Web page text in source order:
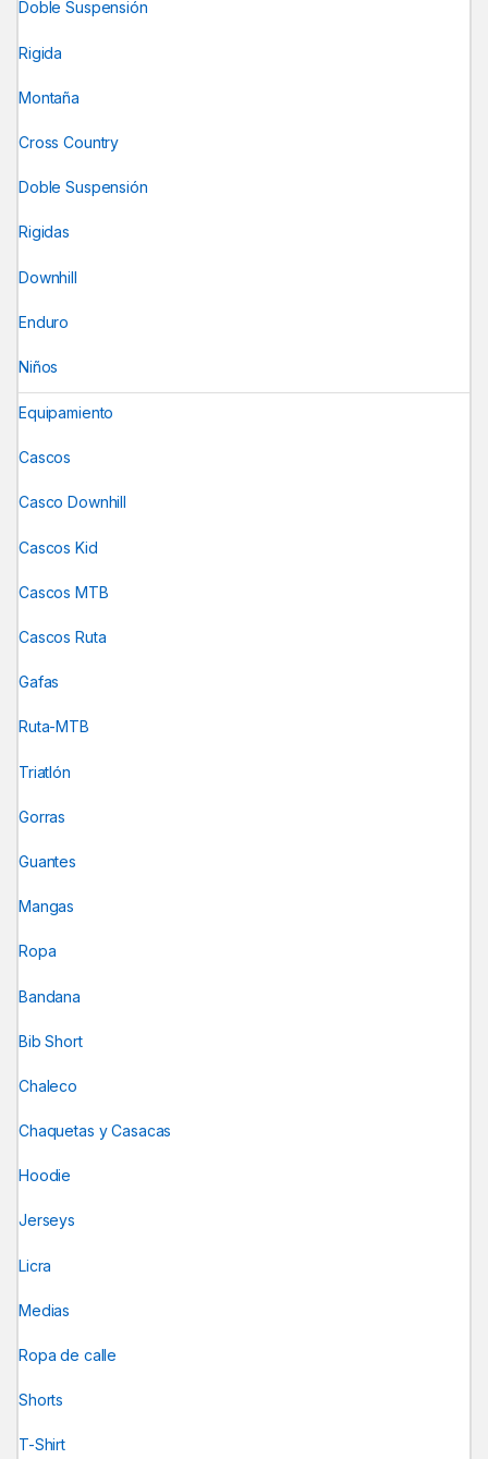
Doble Suspensión
Rigida
Montaña
Cross Country
Doble Suspensión
Rigidas
Downhill
Enduro
Niños
Equipamiento
Cascos
Casco Downhill
Cascos Kid
Cascos MTB
Cascos Ruta
Gafas
Ruta-MTB
Triatlón
Gorras
Guantes
Mangas
Ropa
Bandana
Bib Short
Chaleco
Chaquetas y Casacas
Hoodie
Jerseys
Licra
Medias
Ropa de calle
Shorts
T-Shirt